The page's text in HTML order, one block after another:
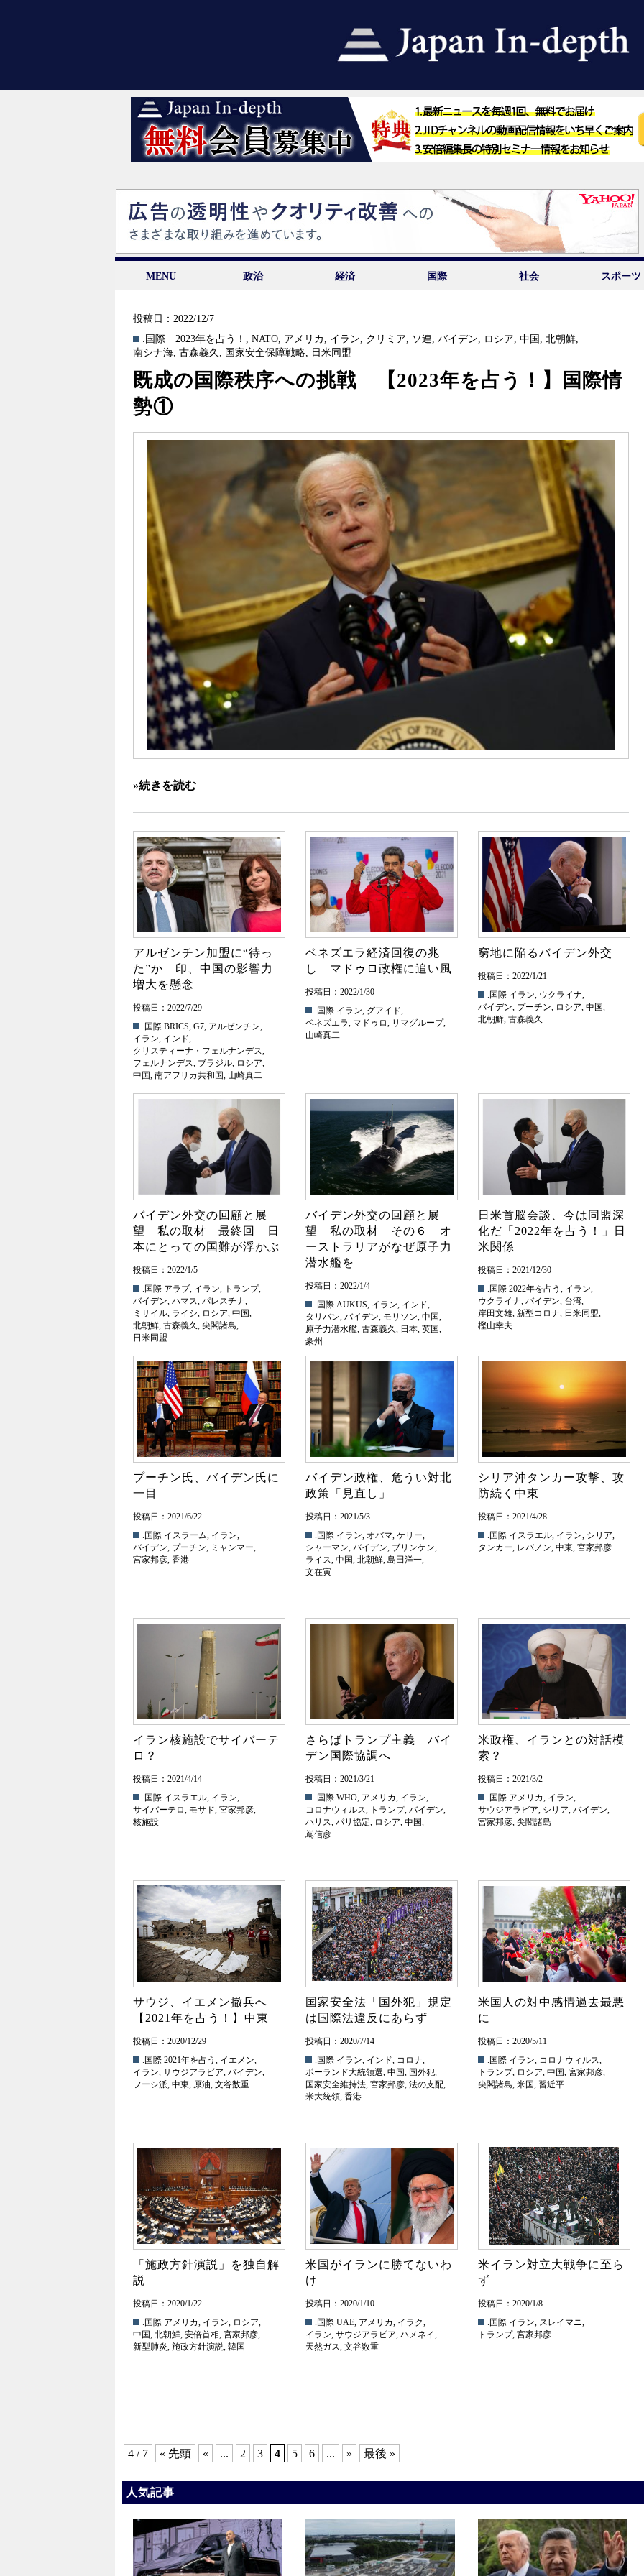
MENU 政治 経済 国際 社会 スポーツ
投稿日：2022/12/7
.国際
2023年を占う！ ,NATO, アメリカ , イラン, クリミア, ソ連,バイデン, ロシア,中国 ,北朝鮮,
南シナ海, 古森義久 , 国家安全保障戦略, 日米同盟
既成の国際秩序への挑戦 【2023年を占う！】国際情
勢①
»続きを読む
アルゼンチン加盟に“待っ
た”か 印、中国の影響力
増大を懸念
投稿日：2022/7/29
.国際 BRICS, G7, アルゼンチン,
イラン, インド,
クリスティーナ・フェルナンデス,
フェルナンデス, ブラジル, ロシア,
中国, 南アフリカ共和国, 山崎真二
ベネズエラ経済回復の兆
し マドゥロ政権に追い風
投稿日：2022/1/30
.国際 イラン, グアイド,
ベネズエラ, マドゥロ, リマグループ,
山崎真二
窮地に陥るバイデン外交
投稿日：2022/1/21
.国際 イラン, ウクライナ,
バイデン, プーチン, ロシア, 中国,
北朝鮮, 古森義久
バイデン外交の回顧と展
望 私の取材 最終回 日
本にとっての国難が浮かぶ
投稿日：2022/1/5
.国際 アラブ, イラン, トランプ,
バイデン, ハマス, パレスチナ,
ミサイル, ライシ, ロシア, 中国,
北朝鮮, 古森義久, 尖閣諸島,
日米同盟
バイデン外交の回顧と展
望 私の取材 その６ オ
ーストラリアがなぜ原子力
潜水艦を
投稿日：2022/1/4
.国際 AUKUS, イラン, インド,
タリバン, バイデン, モリソン, 中国,
原子力潜水艦, 古森義久, 日本, 英国,
豪州
日米首脳会談、今は同盟深
化だ「2022年を占う！」日
米関係
投稿日：2021/12/30
.国際 2022年を占う , イラン,
ウクライナ, バイデン, 台湾,
岸田文雄, 新型コロナ, 日米同盟,
樫山幸夫
プーチン氏、バイデン氏に
一目
投稿日：2021/6/22
.国際 イスラーム, イラン,
バイデン, プーチン, ミャンマー,
宮家邦彦, 香港
バイデン政権、危うい対北
政策「見直し」
投稿日：2021/5/3
.国際 イラン, オバマ, ケリー,
シャーマン, バイデン, ブリンケン,
ライス, 中国, 北朝鮮, 島田洋一,
文在寅
シリア沖タンカー攻撃、攻
防続く中東
投稿日：2021/4/28
.国際 イスラエル, イラン, シリア,
タンカー, レバノン, 中東, 宮家邦彦
イラン核施設でサイバーテ
ロ？
投稿日：2021/4/14
.国際 イスラエル, イラン,
サイバーテロ, モサド, 宮家邦彦,
核施設
さらばトランプ主義 バイ
デン国際協調へ
投稿日：2021/3/21
.国際 WHO, アメリカ, イラン,
コロナウィルス, トランプ, バイデン,
ハリス, パリ協定, ロシア, 中国,
嶌信彦
米政権、イランとの対話模
索？
投稿日：2021/3/2
.国際 アメリカ, イラン,
サウジアラビア, シリア, バイデン,
宮家邦彦, 尖閣諸島
サウジ、イエメン撤兵へ
【2021年を占う！】中東
投稿日：2020/12/29
.国際 2021年を占う , イエメン,
イラン, サウジアラビア, バイデン,
フーシ派, 中東, 原油, 文谷数重
国家安全法「国外犯」規定
は国際法違反にあらず
投稿日：2020/7/14
.国際 イラン, インド, コロナ,
ポーランド大統領選, 中国, 国外犯,
国家安全維持法, 宮家邦彦, 法の支配,
米大統領, 香港
米国人の対中感情過去最悪
に
投稿日：2020/5/11
.国際 イラン, コロナウィルス,
トランプ, ロシア, 中国, 宮家邦彦,
尖閣諸島, 米国, 習近平
「施政方針演説」を独自解
説
投稿日：2020/1/22
.国際 アメリカ, イラン, ロシア,
中国, 北朝鮮, 安倍首相, 宮家邦彦,
新型肺炎, 施政方針演説, 韓国
米国がイランに勝てないわ
け
投稿日：2020/1/10
.国際 UAE, アメリカ, イラク,
イラン, サウジアラビア, ハメネイ,
天然ガス, 文谷数重
米イラン対立大戦争に至ら
ず
投稿日：2020/1/8
.国際 イラン, スレイマニ,
トランプ, 宮家邦彦
4 / 7 « 先頭 « ... 2 3 4 5 6 ... » 最後 »
人気記事